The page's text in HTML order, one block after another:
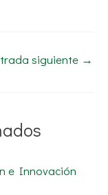
siguiente →